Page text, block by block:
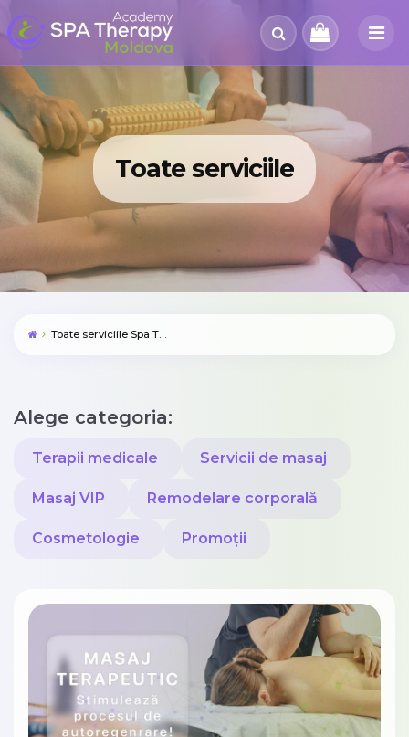
Toate serviciile
Toate serviciile Spa Therapy
Alege categoria:
Terapii medicale Servicii de masaj
Masaj VIP Remodelare corporală
Cosmetologie Promoții